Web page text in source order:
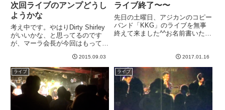
次回ライブのアンプどうし
ようかな
考え中です。やはりDirty Shirley
がいいかな、と思ってるのです
が、マーラ会長が今回はもってく
は新兵器（？）というか、リニュ
ーアルしたハートブレイカーがあ
るのでそれでもいいかな、という
気もします。が、し...
2015.09.03
ライブ終了〜〜
先日の土曜日、アジカンのコピー
バンド「KKG」のライブを無事
終えて来ました^^お名前書いたら
た方々大変ありがとうございまし
た！いろいろ反省はありつつ、す
ごい楽しく演奏できて満足^^...
2017.01.16
ライブ ライブ